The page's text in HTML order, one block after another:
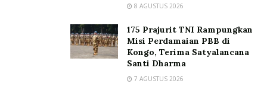
8 AGUSTUS 2026
175 Prajurit TNI Rampungkan
Misi Perdamaian PBB di
Kongo, Terima Satyalancana
Santi Dharma
7 AGUSTUS 2026